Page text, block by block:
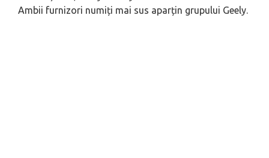
Ambii furnizori numiți mai sus aparțin grupului Geely.